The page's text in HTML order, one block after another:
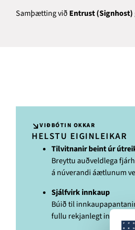
Samþætting við Entrust (Signhost)
VIÐBÓTIN OKKAR
HELSTU EIGINLEIKAR
Tilvitnanir beint úr
Breyttu auðveldlega
á núverandi áætlunum
Sjálfvirk innkaup
Búið til
fullu rekjanlegt innan